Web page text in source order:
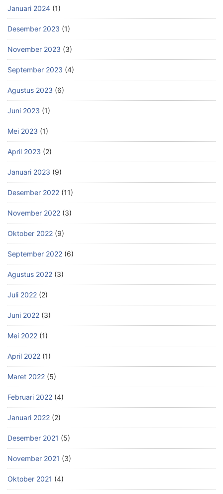
Januari 2024 (1)
Desember 2023 (1)
November 2023 (3)
September 2023 (4)
Agustus 2023 (6)
Juni 2023 (1)
Mei 2023 (1)
April 2023 (2)
Januari 2023 (9)
Desember 2022 (11)
November 2022 (3)
Oktober 2022 (9)
September 2022 (6)
Agustus 2022 (3)
Juli 2022 (2)
Juni 2022 (3)
Mei 2022 (1)
April 2022 (1)
Maret 2022 (5)
Februari 2022 (4)
Januari 2022 (2)
Desember 2021 (5)
November 2021 (3)
Oktober 2021 (4)